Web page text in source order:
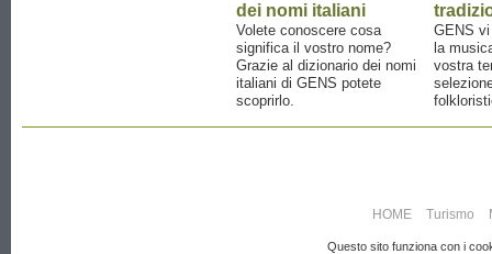
dei nomi italiani
Volete conoscere cosa
significa il vostro nome?
Grazie al dizionario dei nomi
italiani di GENS potete
scoprirlo.
GENS
la
vostra
HOME Turismo
Questo sito funziona con i